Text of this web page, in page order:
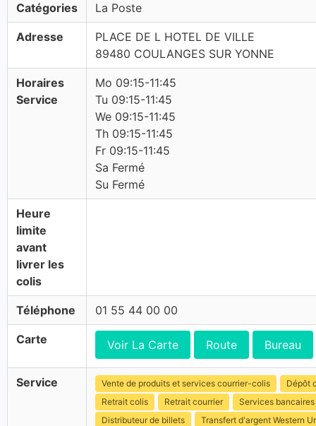
Catégories La Poste
Adresse
PLACE DE L HOTEL DE VILLE
89480 COULANGES SUR YONNE
Horaires
Service
Mo 09:15-11:45
Tu 09:15-11:45
We 09:15-11:45
Th 09:15-11:45
Fr 09:15-11:45
Sa Fermé
Su Fermé
Heure
limite
avant
livrer les
colis
Téléphone 01 55 44 00 00
Carte Voir La Carte Route Bureau
Service Vente de produits et services courrier-colis
Dépôt
Retrait colis
Retrait courrier
Services bancaires
Distributeur de billets
Transfert d'argent Western